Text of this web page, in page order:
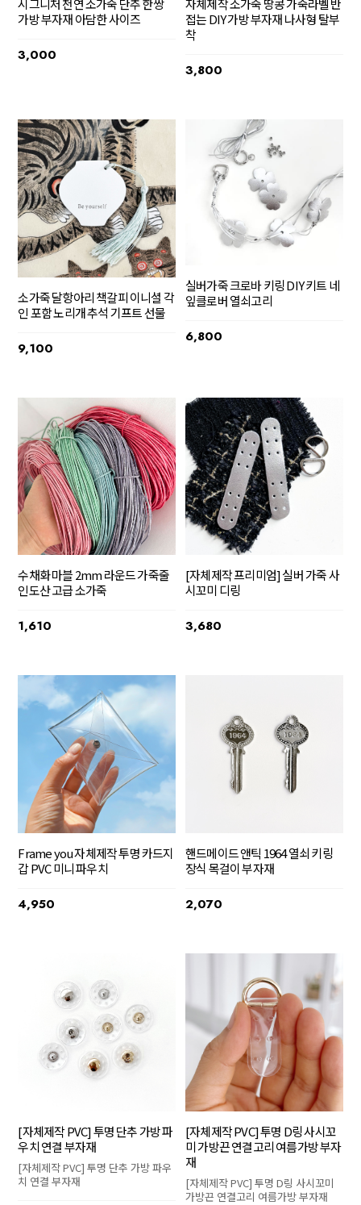
시그니처 천연 소가죽 단추 한쌍
가방 부자재 아담한 사이즈
3,000
자체제작 소가죽 땅콩 가죽라벨 반
접는 DIY 가방 부자재 나사형 탈부
착
3,800
소가죽 달항아리 책갈피 이니셜 각
인 포함 노리개 추석 기프트 선물
9,100
실버가죽 크로바 키링 DIY 키트 네
잎클로버 열쇠고리
6,800
수채화 마블 2mm 라운드 가죽줄
인도산 고급 소가죽
1,610
[자체제작 프리미엄] 실버 가죽 사
시꼬미 디링
3,680
Frame you 자체제작 투명 카드지
갑 PVC 미니 파우치
4,950
핸드메이드 앤틱 1964 열쇠 키링
장식 목걸이 부자재
2,070
[자체제작 PVC] 투명 단추 가방 파
우치 연결 부자재
[자체제작 PVC] 투명 단추 가방 파우
치 연결 부자재
[자체제작 PVC] 투명 D링 사시꼬
미 가방끈 연결고리 여름가방 부자
재
[자체제작 PVC] 투명 D링 사시꼬미
가방끈 연결고리 여름가방 부자재